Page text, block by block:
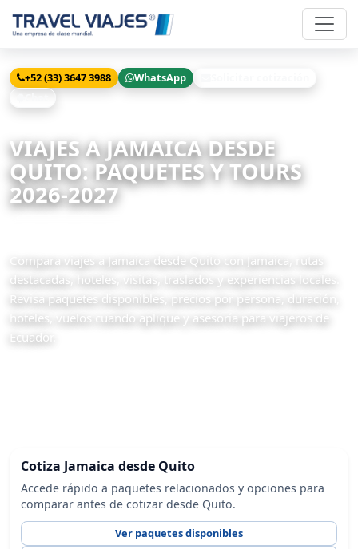
+52 (33) 3647 3988 WhatsApp
VIAJES A JAMAICA DESDE
QUITO: PAQUETES Y TOURS
2026-2027
Compara viajes a Jamaica desde Quito con Jamaica, rutas
destacadas, hoteles, visitas, traslados y experiencias locales.
Revisa paquetes disponibles, precios por persona, duración,
hoteles, vuelos cuando aplique y asesoría para viajeros de
Ecuador.
Cotiza Jamaica desde Quito
Accede rápido a paquetes relacionados y opciones para
comparar antes de cotizar desde Quito.
Ver paquetes disponibles